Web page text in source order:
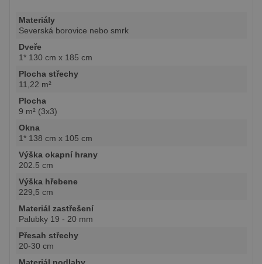
Materiály
Severská borovice nebo smrk
Dveře
1* 130 cm x 185 cm
Plocha střechy
11,22 m²
Plocha
9 m² (3x3)
Okna
1* 138 cm x 105 cm
Výška okapní hrany
202.5 cm
Výška hřebene
229,5 cm
Materiál zastřešení
Palubky 19 - 20 mm
Přesah střechy
20-30 cm
Materiál podlahy